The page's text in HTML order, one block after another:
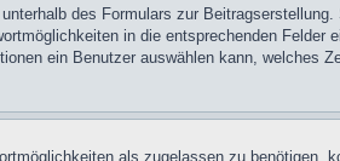
des Formulars zur
in die entsprechenden Felder
ein Benutzer auswählen kann, welches
als zugelassen zu benötigen,